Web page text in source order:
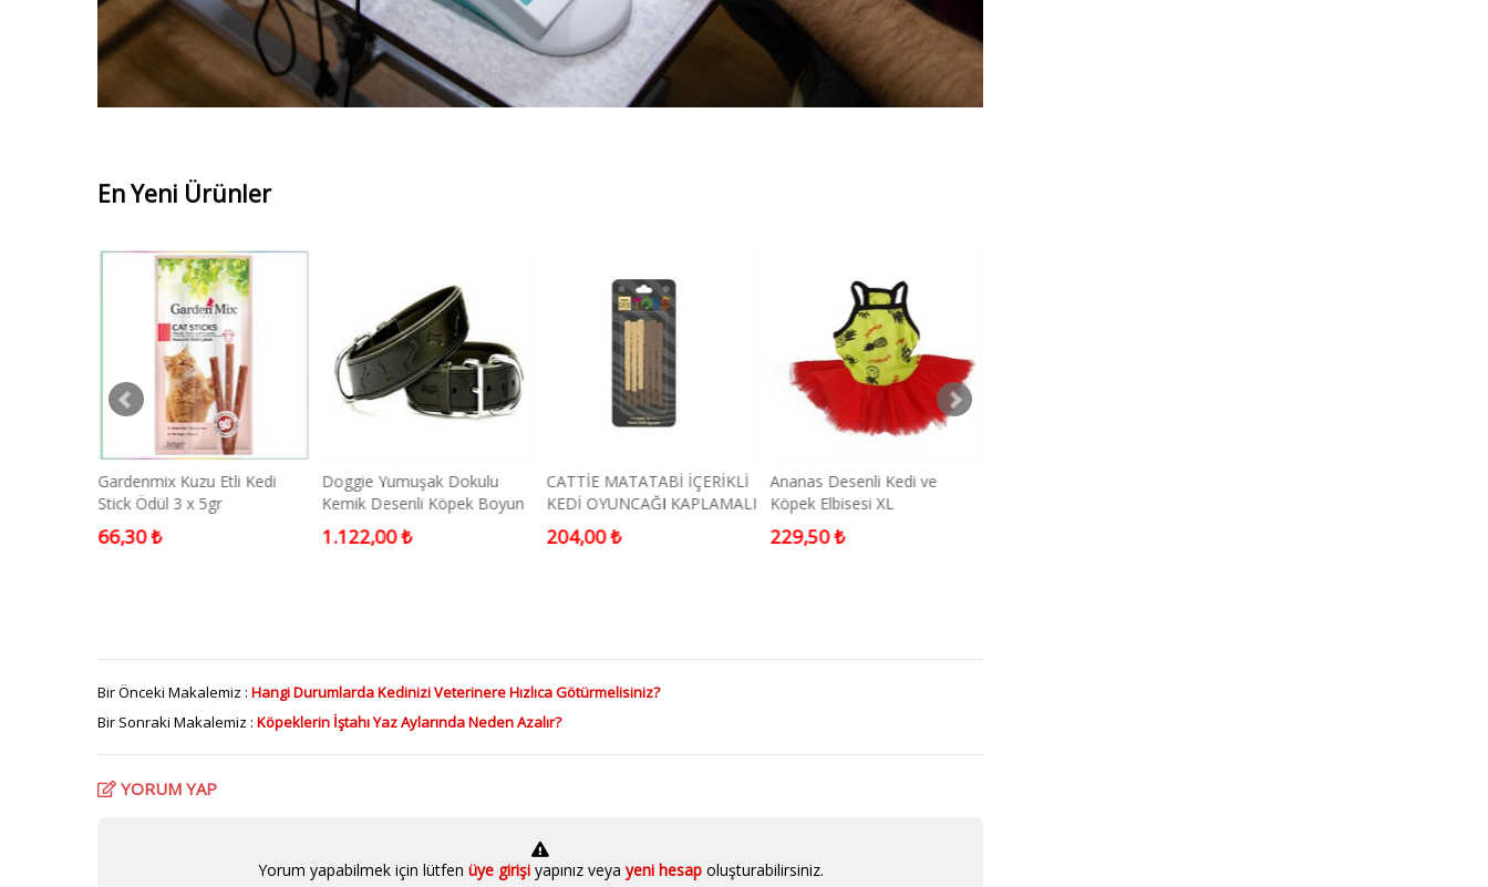
En Yeni Ürünler
Gardenmix Kuzu Etli Kedi
Stick Ödül 3 x 5gr
66,30 ₺
Doggie Yumuşak Dokulu
Kemik Desenli Köpek Boyun
Tasması Siyah Medium
1.122,00 ₺
CATTİE MATATABİ İÇERİKLİ
KEDİ OYUNCAĞI KAPLAMALI
ÇUBUK 12CM 6LI
204,00 ₺
Ananas Desenli Kedi ve
Köpek Elbisesi XL
229,50 ₺
Bir Önceki Makalemiz : Hangi Durumlarda Kedinizi Veterinere Hızlıca Götürmelisiniz?
Bir Sonraki Makalemiz : Köpeklerin İştahı Yaz Aylarında Neden Azalır?
YORUM YAP
Yorum yapabilmek için lütfen üye girişi yapınız veya yeni hesapoluşturabilirsiniz.